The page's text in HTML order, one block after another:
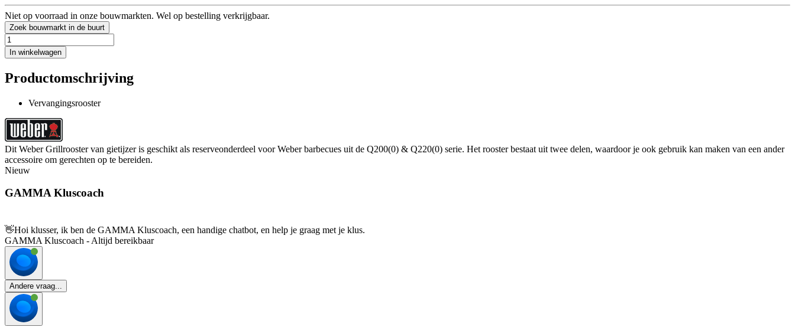
Niet op voorraad in onze bouwmarkten. Wel op bestelling verkrijgbaar.
Zoek bouwmarkt in de buurt
In winkelwagen
Productomschrijving
Vervangingsrooster
Dit Weber Grillrooster van gietijzer is geschikt als reserveonderdeel voor Weber barbecues uit de Q200(0) & Q220(0) serie. Het rooster bestaat uit twee delen, waardoor je ook gebruik kan maken van een ander
accessoire om gerechten op te bereiden.
Nieuw
GAMMA Kluscoach
👋Hoi klusser, ik ben de GAMMA Kluscoach, een handige chatbot, en help je graag met je klus.
GAMMA Kluscoach - Altijd bereikbaar
Andere vraag...